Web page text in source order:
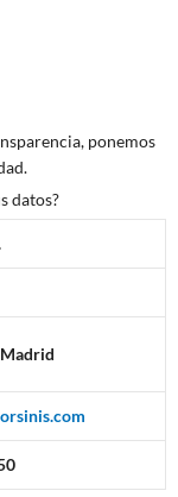
ponemos
datos?